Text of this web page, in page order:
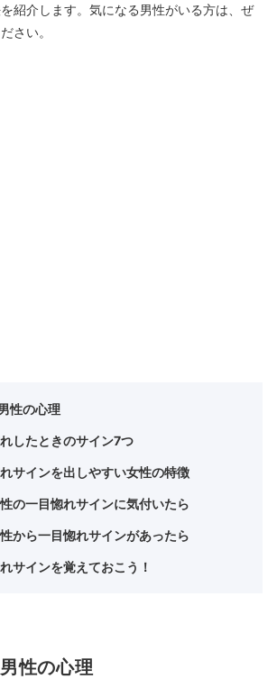
紹介します。気になる男性がいる方は、ぜ
さい。
性の心理
したときのサイン7つ
サインを出しやすい女性の特徴
の一目惚れサインに気付いたら
から一目惚れサインがあったら
サインを覚えておこう！
性の心理